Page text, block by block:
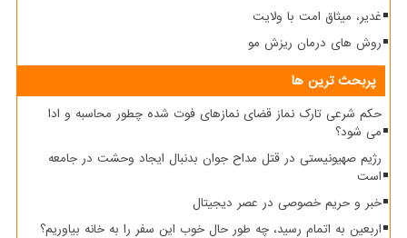
غدیر، میثاق امت با ولایت
روش های درمان ریزش مو
پربحث ترین ها
حکم شرعی تارک نماز قضای نمازهای فوت شده چطور محاسبه و ادا
می شود؟
رژیم صهیونیستی در قتل مداح جوان بدنبال ایجاد وحشت در جامعه
است
خبر و حریم خصوصی در عصر دیجیتال
اربعین به اتمام رسید، چه طور حال خوب این سفر را به خانه بیاوریم؟